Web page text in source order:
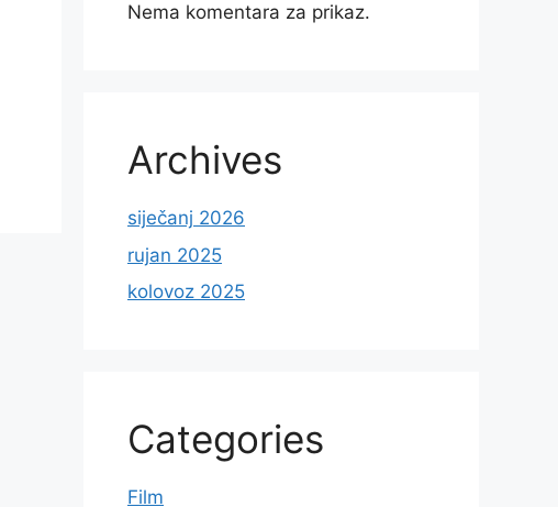
Nema komentara za prikaz.
Archives
siječanj 2026
rujan 2025
kolovoz 2025
Categories
Film